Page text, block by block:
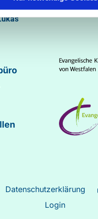
Markus
Datenschutzerklärung
Login